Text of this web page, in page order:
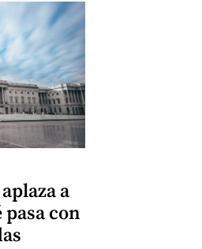
a
con